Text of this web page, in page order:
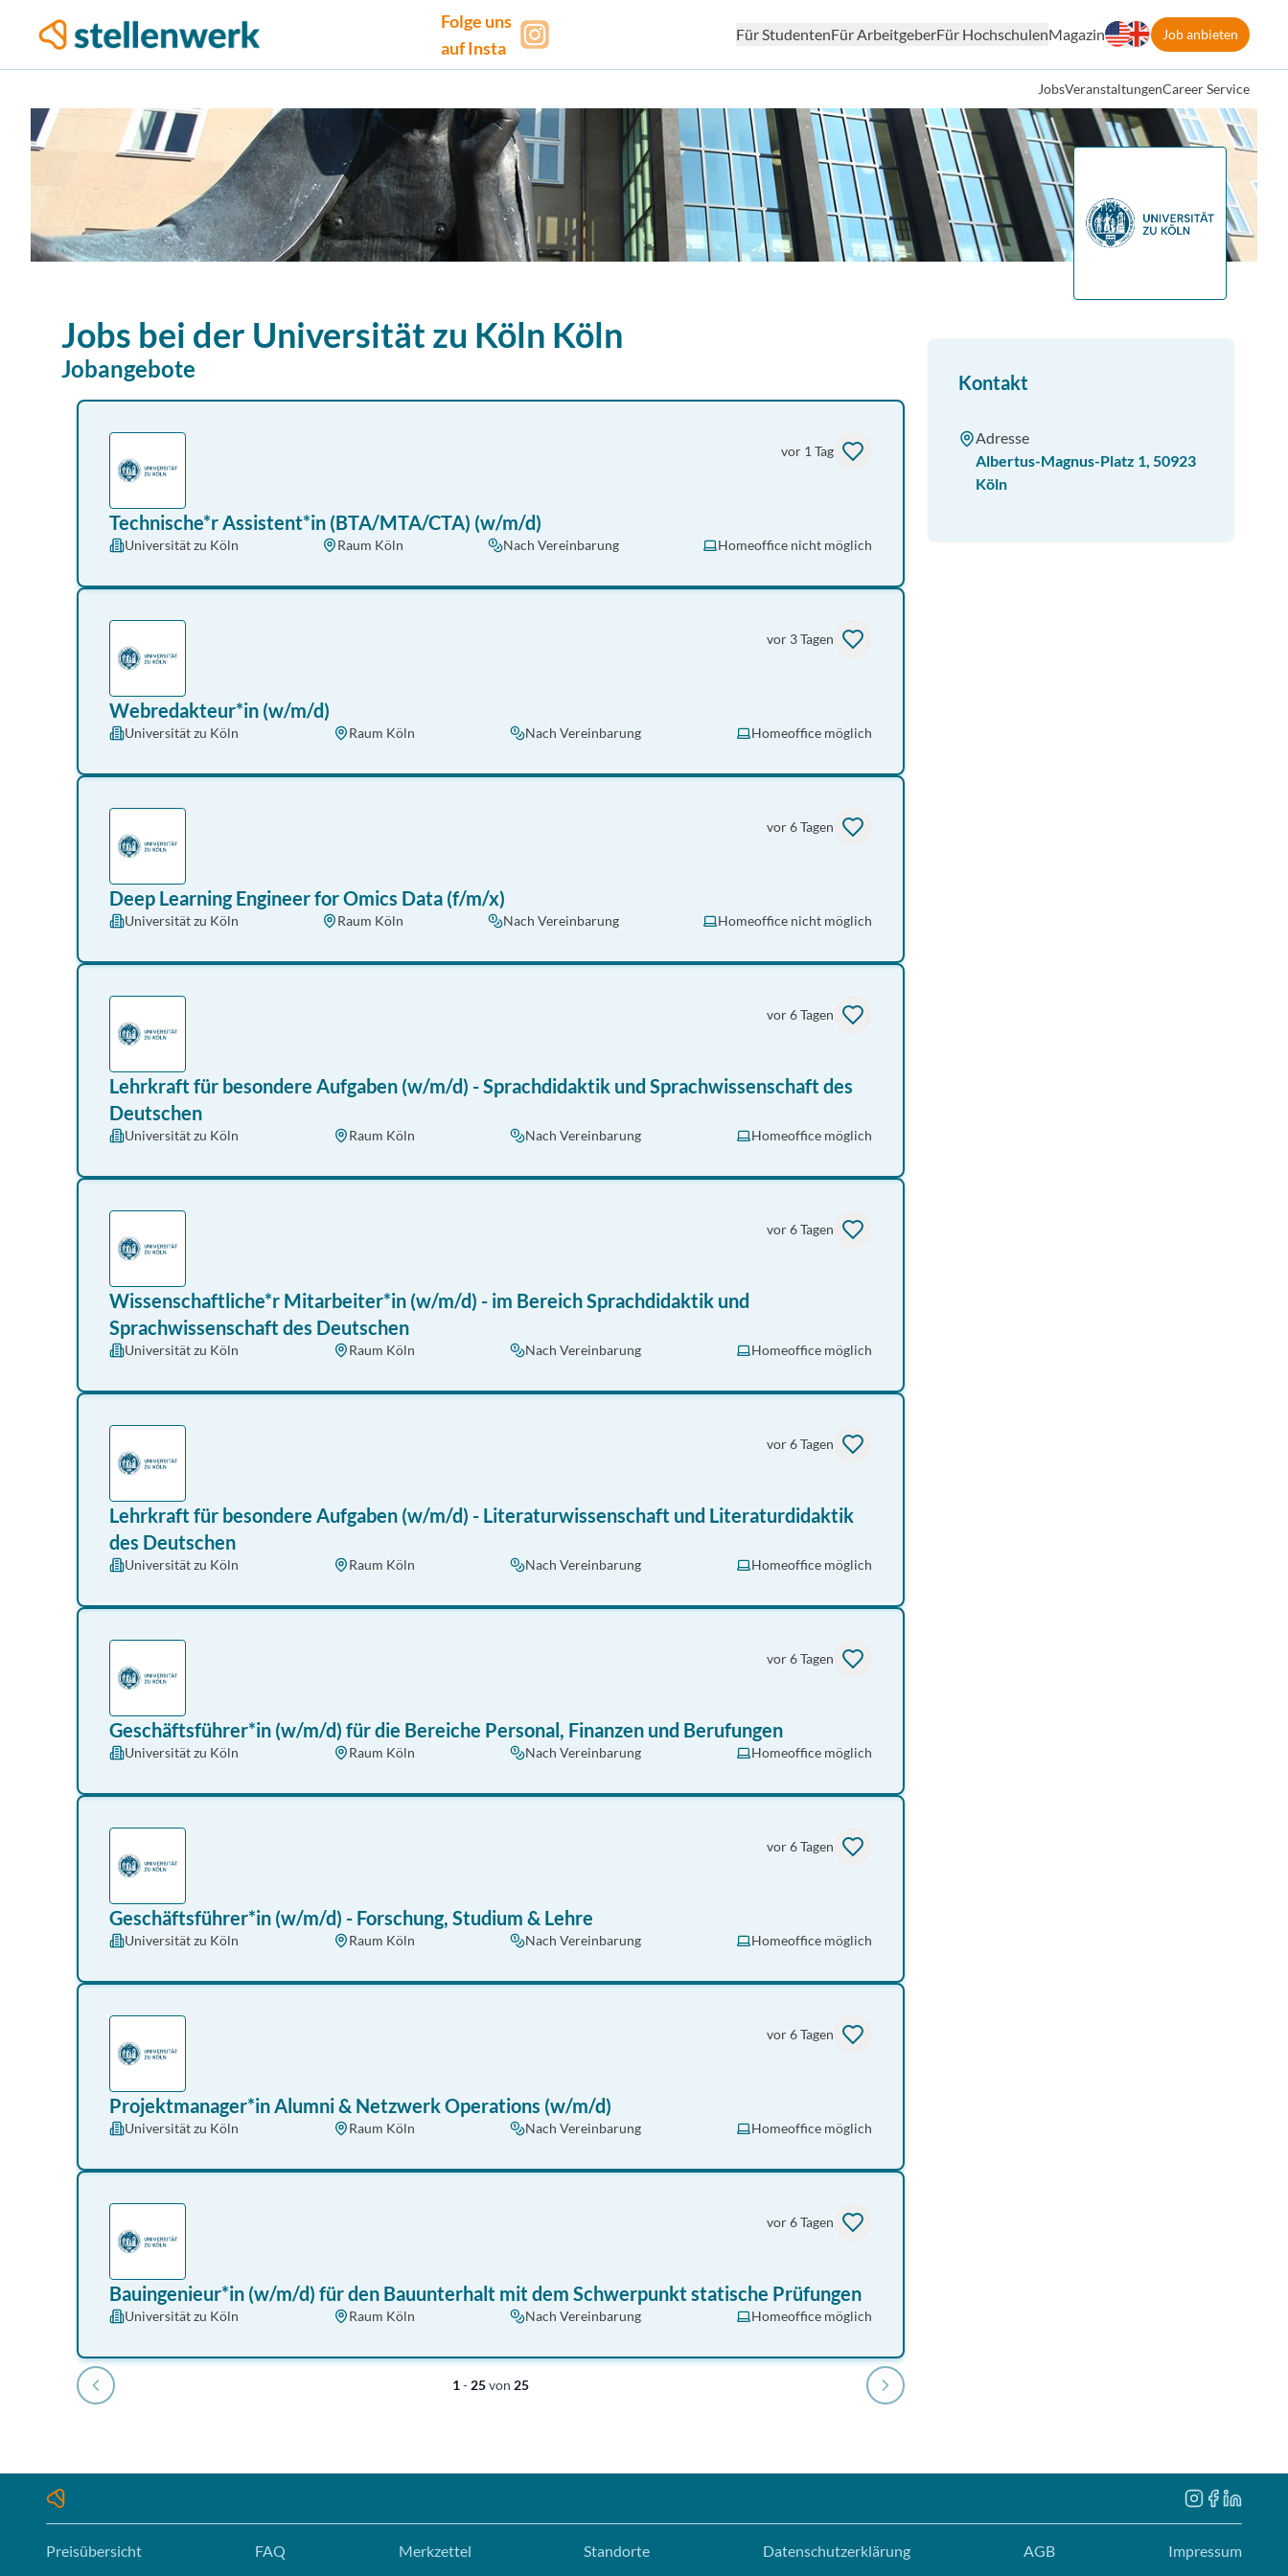
Folge uns
auf Insta
Für StudentenFür ArbeitgeberFür HochschulenMagazin Job anbieten
JobsVeranstaltungenCareer Service
Jobs bei der Universität zu Köln Köln
Jobangebote
vor 1 Tag
Technische*r Assistent*in (BTA/MTA/CTA) (w/m/d)
Universität zu Köln Raum Köln Nach Vereinbarung Homeoffice nicht möglich
vor 3 Tagen
Webredakteur*in (w/m/d)
Universität zu Köln Raum Köln Nach Vereinbarung Homeoffice möglich
vor 6 Tagen
Deep Learning Engineer for Omics Data (f/m/x)
Universität zu Köln Raum Köln Nach Vereinbarung Homeoffice nicht möglich
vor 6 Tagen
Lehrkraft für besondere Aufgaben (w/m/d) - Sprachdidaktik und Sprachwissenschaft des
Deutschen
Universität zu Köln Raum Köln Nach Vereinbarung Homeoffice möglich
vor 6 Tagen
Wissenschaftliche*r Mitarbeiter*in (w/m/d) - im Bereich Sprachdidaktik und
Sprachwissenschaft des Deutschen
Universität zu Köln Raum Köln Nach Vereinbarung Homeoffice möglich
vor 6 Tagen
Lehrkraft für besondere Aufgaben (w/m/d) - Literaturwissenschaft und Literaturdidaktik
des Deutschen
Universität zu Köln Raum Köln Nach Vereinbarung Homeoffice möglich
vor 6 Tagen
Geschäftsführer*in (w/m/d) für die Bereiche Personal, Finanzen und Berufungen
Universität zu Köln Raum Köln Nach Vereinbarung Homeoffice möglich
vor 6 Tagen
Geschäftsführer*in (w/m/d) - Forschung, Studium & Lehre
Universität zu Köln Raum Köln Nach Vereinbarung Homeoffice möglich
vor 6 Tagen
Projektmanager*in Alumni & Netzwerk Operations (w/m/d)
Universität zu Köln Raum Köln Nach Vereinbarung Homeoffice möglich
vor 6 Tagen
Bauingenieur*in (w/m/d) für den Bauunterhalt mit dem Schwerpunkt statische Prüfungen
Universität zu Köln Raum Köln Nach Vereinbarung Homeoffice möglich
1- 25von 25
Kontakt
Adresse
Albertus-Magnus-Platz 1, 50923
Köln
Preisübersicht FAQ Merkzettel Standorte Datenschutzerklärung AGB Impressum